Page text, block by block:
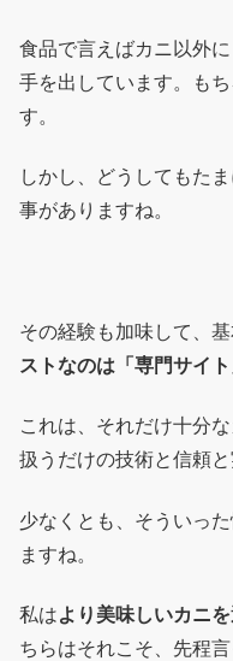
食品で言えばカニ以外
手を出しています。も
す。
しかし、どうしてもた
事がありますね。
その経験も加味して、
ストなのは「専門サイ
これは、それだけ十分
扱うだけの技術と信頼と
少なくとも、そういっ
ますね。
私はより美味しいカニ
ちらはそれこそ、先程